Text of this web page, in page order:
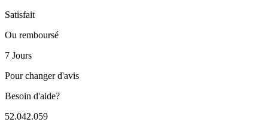
Satisfait
Ou remboursé
7 Jours
Pour changer d'avis
Besoin d'aide?
52.042.059